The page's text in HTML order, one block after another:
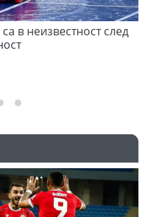
в неизвестност след